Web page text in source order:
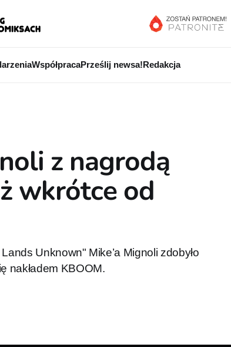
WspółpracaPrześlij newsa!Redakcja
z nagrodą
wkrótce od
Unknown" Mike’a Mignoli zdobyło
nakładem KBOOM.